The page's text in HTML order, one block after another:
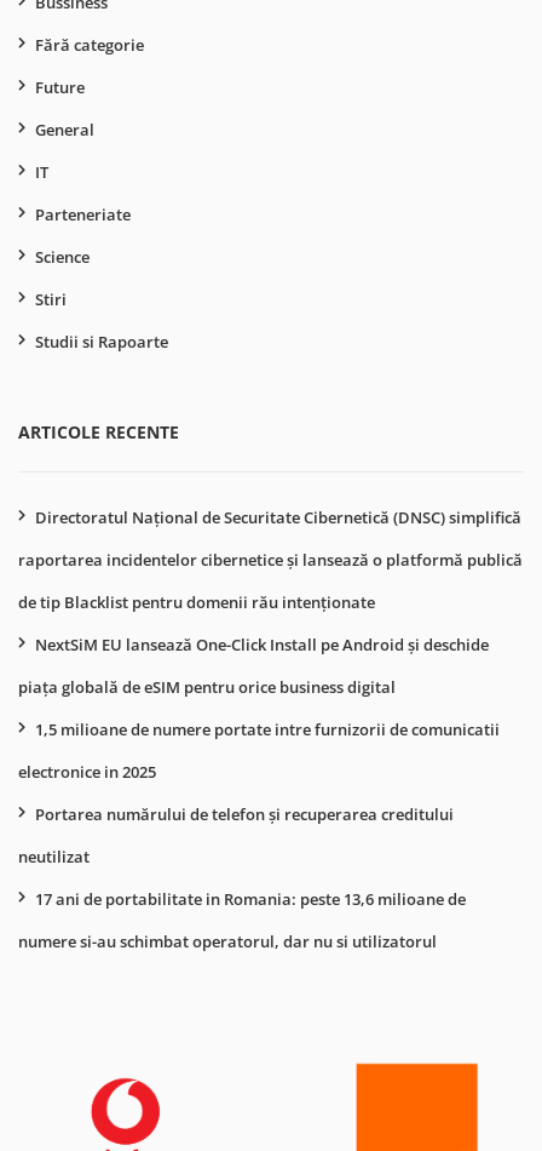
Fără categorie
Future
General
IT
Parteneriate
Science
Stiri
Studii si Rapoarte
ARTICOLE RECENTE
Directoratul Național de Securitate Cibernetică (DNSC) simplifică
raportarea incidentelor cibernetice și lansează o platformă publică
de tip Blacklist pentru domenii rău intenționate
NextSiM EU lansează One-Click Install pe Android și deschide
piața globală de eSIM pentru orice business digital
1,5 milioane de numere portate intre furnizorii de comunicatii
electronice in 2025
Portarea numărului de telefon și recuperarea creditului
neutilizat
17 ani de portabilitate in Romania: peste 13,6 milioane de
numere si-au schimbat operatorul, dar nu si utilizatorul